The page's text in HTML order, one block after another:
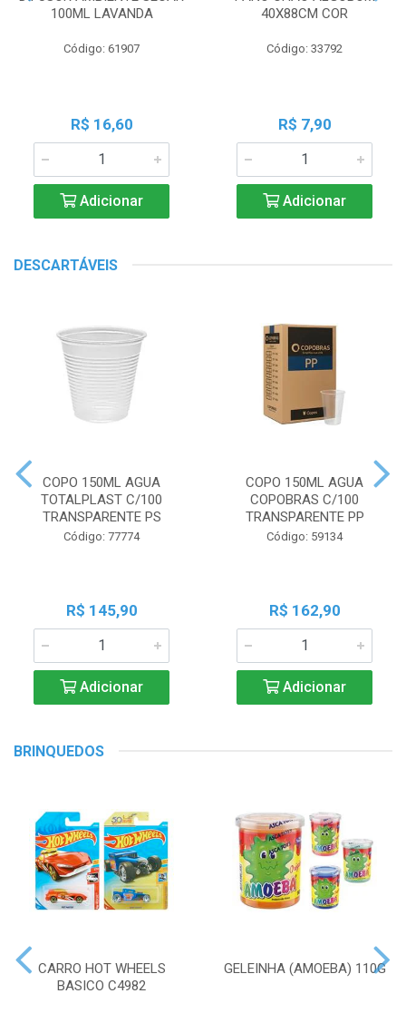
100ML LAVANDA
Código: 61907
R$ 16,60
Adicionar
40X88CM COR
Código: 33792
R$ 7,90
Adicionar
DESCARTÁVEIS
COPO 150ML AGUA
TOTALPLAST C/100
TRANSPARENTE PS
Código: 77774
R$ 145,90
Adicionar
COPO 150ML AGUA
COPOBRAS C/100
TRANSPARENTE PP
Código: 59134
R$ 162,90
Adicionar
BRINQUEDOS
CARRO HOT WHEELS
BASICO C4982
GELEINHA (AMOEBA) 110G